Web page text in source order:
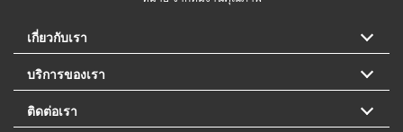
เกี่ยวกับเรา
บริการของเรา
ติดต่อเรา